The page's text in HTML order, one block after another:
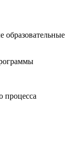
образовательные
процесса